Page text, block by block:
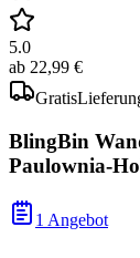
5.0
ab 22,99 €
Gratis
BlingBin
Paulownia-
1 Angebot